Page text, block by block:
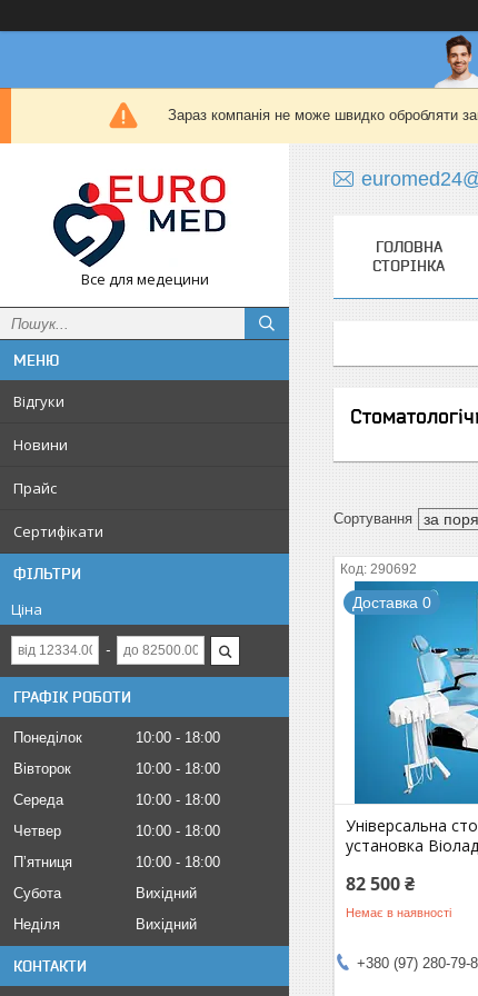
Зараз компанія не може швидко обробляти
Все для медецини
Відгуки
Новини
Прайс
Сертифікати
ФІЛЬТРИ
Ціна
ГРАФІК РОБОТИ
Понеділок 10:00
18:00
Вівторок
10:00
18:00
Середа
10:00
18:00
Четвер
10:00
18:00
Пʼятниця
10:00
18:00
Субота
Вихідний
Неділя
Вихідний
КОНТАКТИ
ГОЛОВНА
СТОРІНКА
290692
Доставка 0
Універсальна
установка
82 500 ₴
Немає в наявності
+380 (97) 280-79-